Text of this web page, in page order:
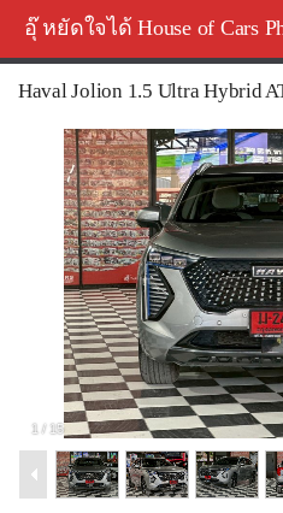
อุ๊ หยัดใจได้ House of Cars
Haval Jolion 1.5 Ultra Hybrid
1 / 15